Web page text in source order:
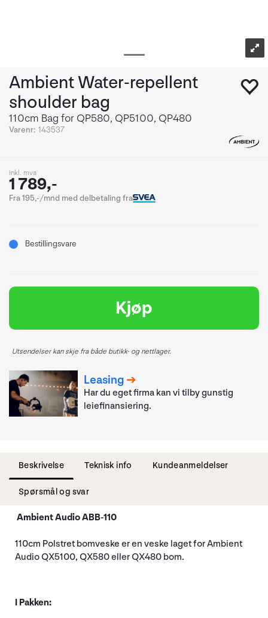
Ambient Water-repellent
shoulder bag
110cm Bag for QP580, QP5100, QP480
Varenr: 143537
inkl. mva
1 789,-
Fra 195,-/mnd med delbetaling fra
Bestillingsvare
Kjøp
Utsendelser kan skje fra både butikk- og nettlager.
Leasing
Har du eget firma kan vi tilby gunstig
leiefinansiering.
Beskrivelse Teknisk info Kundeanmeldelser
Spørsmål og svar
Ambient Audio ABB-110
110cm Polstret bomveske er en veske laget for Ambient
Audio QX5100, QX580 eller QX480 bom.
I Pakken: